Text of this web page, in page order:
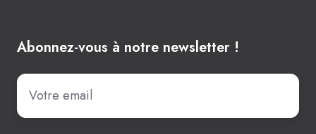
Abonnez-vous à notre newsletter !